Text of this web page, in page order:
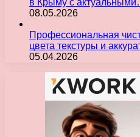
08.05.2026
Профессиональная
цвета текстуры и
05.04.2026